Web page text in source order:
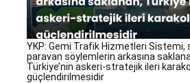
YKP: Gemi Trafik Hizmetleri Sistemi,
paravan söylemlerin arkasına
Türkiye’nin askeri-stratejik ileri
güçlendirilmesidir